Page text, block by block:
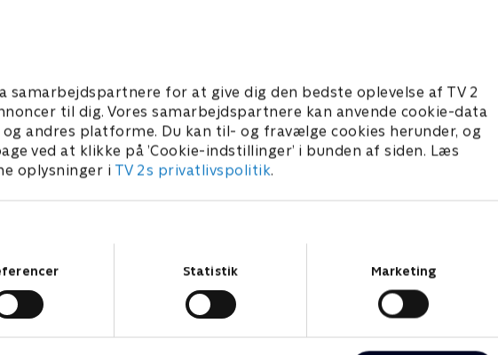
samarbejdspartnere for at give dig den bedste oplevelse af TV 2
til dig. Vores samarbejdspartnere kan anvende cookie-data
andres platforme. Du kan til- og fravælge cookies herunder, og
ved at klikke på ’Cookie-indstillinger’ i bunden af siden. Læs
oplysninger i TV 2s privatlivspolitik.
Statistik Marketing